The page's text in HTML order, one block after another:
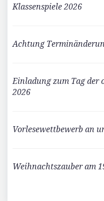
Klassenspiele 2026
Achtung
Einladung zum Tag der
2026
Vorlesewettbewerb an
Weihnachtszauber am